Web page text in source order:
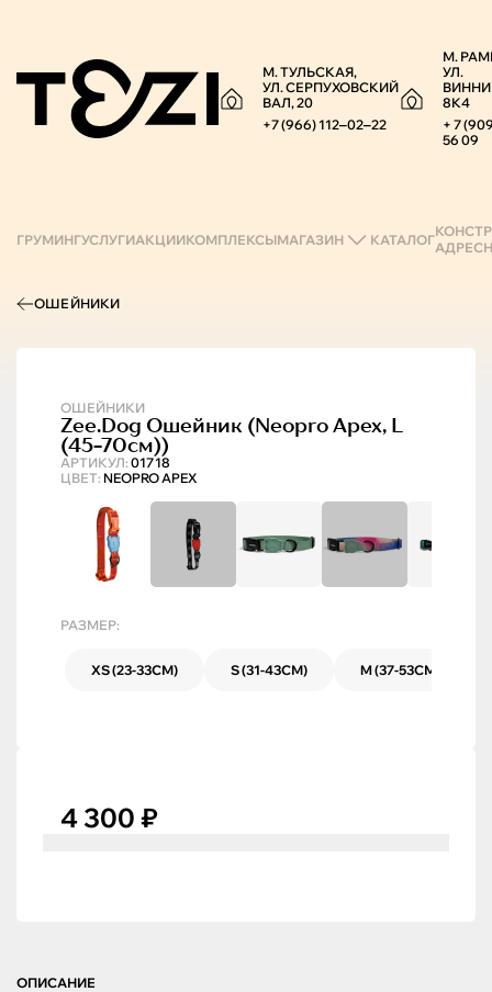
М. ТУЛЬСКАЯ,
УЛ. СЕРПУХОВСКИЙ
ВАЛ, 20
+7 (966) 112‒02‒22
М.
УЛ.
8К4
+ 7
56 09
ГРУМИНГУСЛУГИАКЦИИКОМПЛЕКСЫМАГАЗИН КАТАЛОГ
ОШЕЙНИКИ
ОШЕЙНИКИ
АРТИКУЛ: 01718
Zee.Dog Ошейник (neopro Apex, L
(45-70см))
ЦВЕТ: NEOPRO APEX
РАЗМЕР:
XS (23-33СМ) S (31-43СМ) M (37-53СМ)
4 300 ₽
ОПИСАНИЕ